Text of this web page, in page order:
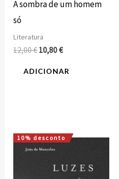
A sombra de um homem
só
Literatura
12,00€ 10,80€
ADICIONAR
10% desconto
O
preço
O
preço
é: